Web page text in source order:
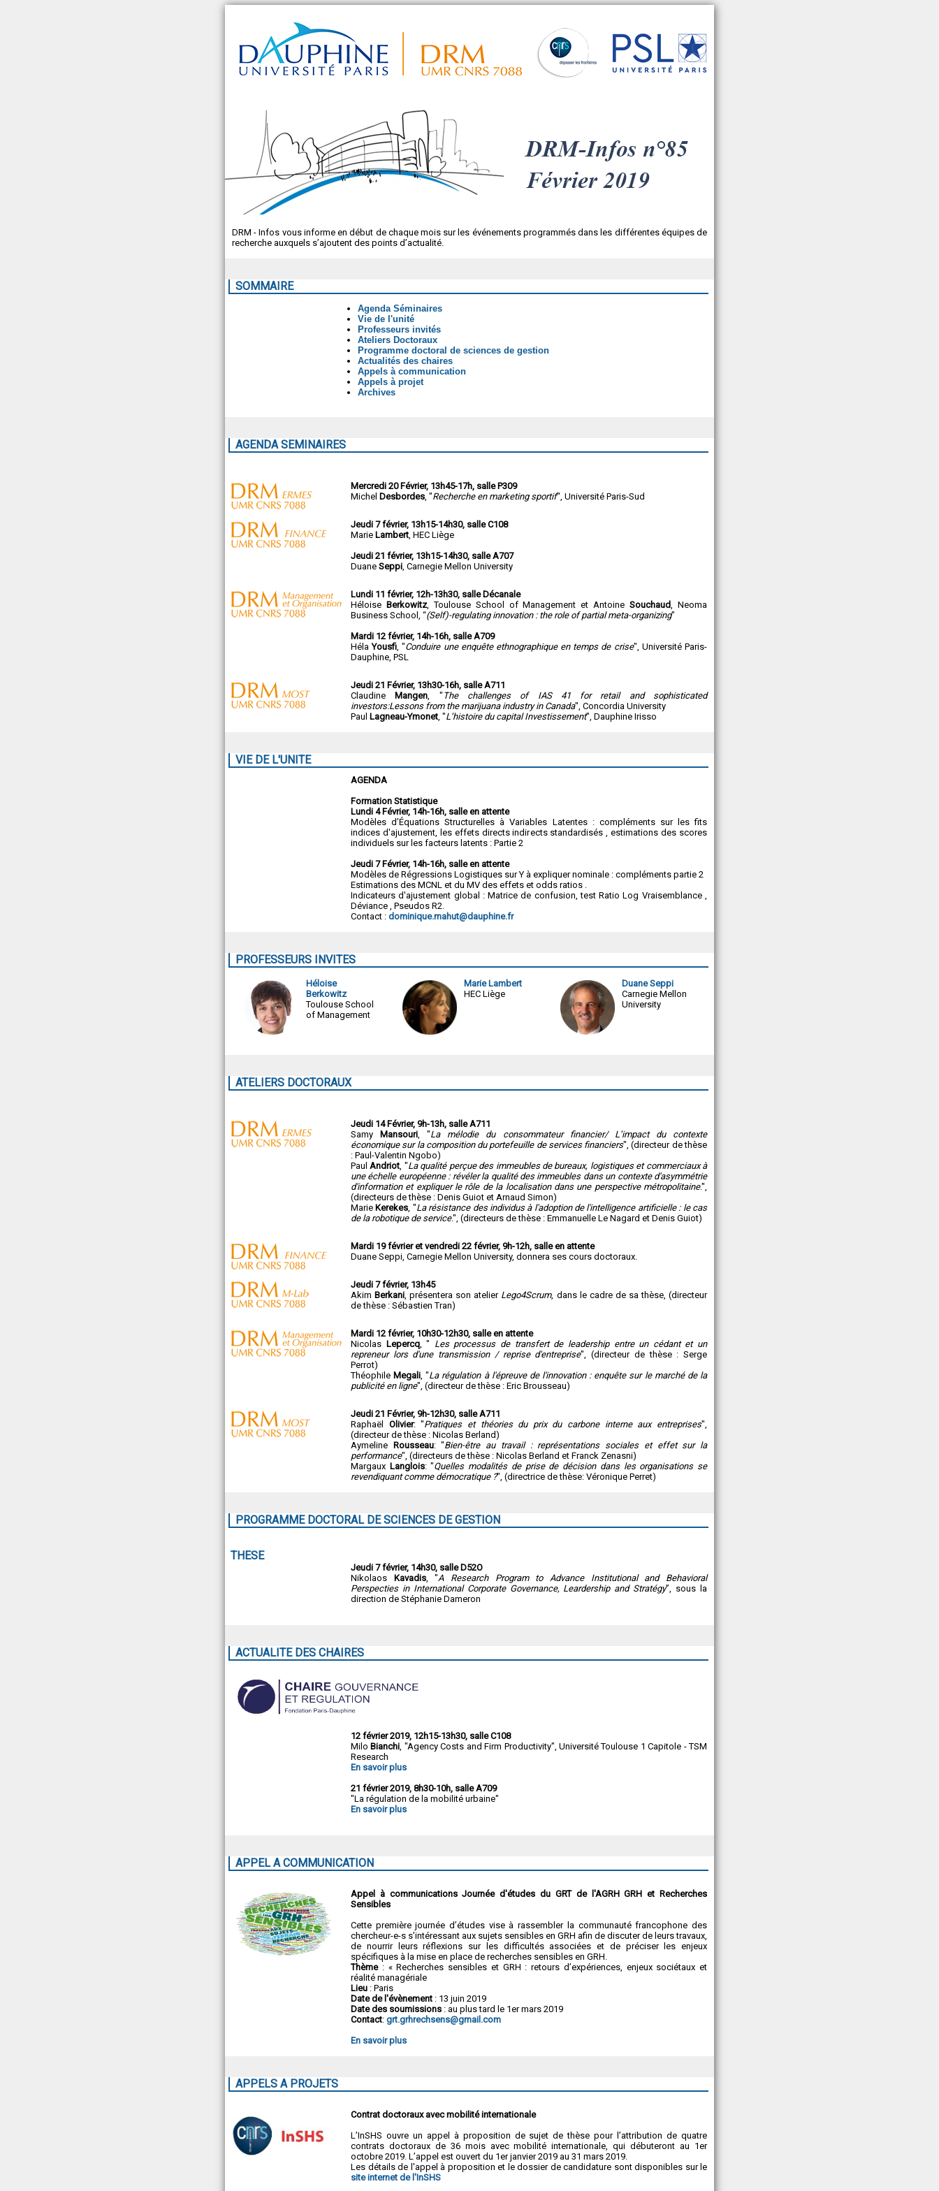
DRM - Infos vous informe en début de chaque mois sur les événements programmés dans les différentes équipes de
recherche auxquels s’ajoutent des points d’actualité.
SOMMAIRE
Agenda Séminaires
Vie de l'unité
Professeurs invités
Ateliers Doctoraux
Programme doctoral de sciences de gestion
Actualités des chaires
Appels à communication
Appels à projet
Archives
AGENDA SEMINAIRES
Mercredi 20 Février, 13h45-17h, salle P309
Michel Desbordes , "Recherche en marketing sportif", Université Paris-Sud
Jeudi 7 février, 13h15-14h30, salle C108
Marie Lambert , HEC Liège
Jeudi 21 février, 13h15-14h30, salle A707
Duane Seppi , Carnegie Mellon University
Lundi 11 février, 12h-13h30, salle Décanale
Héloise Berkowitz, Toulouse School of Management et AntoineSouchaud , Neoma
Business School, “(Self)-regulating innovation : the role of partial meta-organizing”
Mardi 12 février, 14h-16h, salle A709
HélaYousfi , "Conduire une enquête ethnographique en temps de crise", Université Paris-
Dauphine, PSL
Jeudi 21 Février, 13h30-16h, salle A711
ClaudineMangen , " The challenges of IAS 41 for retail and sophisticated
investors:Lessons from the marijuana industry in Canada", Concordia University
Paul Lagneau-Ymonet , "L’histoire du capital Investissement", Dauphine Irisso
VIE DE L'UNITE
AGENDA
Formation Statistique
Lundi 4 Février, 14h-16h, salle en attente
Modèles d’Équations Structurelles à Variables Latentes : compléments sur les fits
indices d'ajustement, les effets directs indirects standardisés , estimations des scores
individuels sur les facteurs latents : Partie 2
Jeudi 7 Février, 14h-16h, salle en attente
Modèles de Régressions Logistiques sur Y à expliquer nominale : compléments partie 2
Estimations des MCNL et du MV des effets et odds ratios .
Indicateurs d'ajustement global : Matrice de confusion, test Ratio Log Vraisemblance ,
Déviance , Pseudos R2.
Contact : dominique.mahut@dauphine.fr
PROFESSEURS INVITES
Héloise
Berkowitz
Toulouse School
of Management
Marie Lambert
HEC Liège
Duane Seppi
Carnegie Mellon
University
ATELIERS DOCTORAUX
Jeudi 14 Février, 9h-13h, salle A711
SamyMansouri , "La mélodie du consommateur financier/ L’impact du contexte
économique sur la composition du portefeuille de services financiers", (directeur de thèse
: Paul-Valentin Ngobo)
PaulAndriot , "La qualité perçue des immeubles de bureaux, logistiques et commerciaux à
une échelle européenne : révéler la qualité des immeubles dans un contexte d'asymmétrie
d'information et expliquer le rôle de la localisation dans une perspective métropolitaine.",
(directeurs de thèse : Denis Guiot et Arnaud Simon)
MarieKerekes , "La résistance des individus à l'adoption de l'intelligence artificielle : le cas
de la robotique de service.", (directeurs de thèse : Emmanuelle Le Nagard et Denis Guiot)
Mardi 19 février et vendredi 22 février, 9h-12h, salle en attente
Duane Seppi, Carnegie Mellon University, donnera ses cours doctoraux.
Jeudi 7 février, 13h45
AkimBerkani , présentera son atelier Lego4Scrum, dans le cadre de sa thèse, (directeur
de thèse : Sébastien Tran)
Mardi 12 février, 10h30-12h30, salle en attente
Nicolas Lepercq, " Les processus de transfert de leadership entre un cédant et un
repreneur lors d'une transmission / reprise d'entreprise", (directeur de thèse : Serge
Perrot)
ThéophileMegali , "La régulation à l'épreuve de l'innovation : enquête sur le marché de la
publicité en ligne", (directeur de thèse : Eric Brousseau)
Jeudi 21 Février, 9h-12h30, salle A711
Raphaël Olivier: "Pratiques et théories du prix du carbone interne aux entreprises",
(directeur de thèse : Nicolas Berland)
Aymeline Rousseau: "Bien-être au travail : représentations sociales et effet sur la
performance", (directeurs de thèse : Nicolas Berland et Franck Zenasni)
Margaux Langlois: "Quelles modalités de prise de décision dans les organisations se
revendiquant comme démocratique ?", (directrice de thèse: Véronique Perret)
PROGRAMME DOCTORAL DE SCIENCES DE GESTION
THESE
Jeudi 7 février, 14h30, salle D52O
Nikolaos Kavadis, "A Research Program to Advance Institutional and Behavioral
Perspecties in International Corporate Governance, Leardership and Stratégy”, sous la
direction de Stéphanie Dameron
ACTUALITE DES CHAIRES
12 février 2019, 12h15-13h30, salle C108
MiloBianchi , "Agency Costs and Firm Productivity", Université Toulouse 1 Capitole - TSM
Research
En savoir plus
21 février 2019, 8h30-10h, salle A709
"La régulation de la mobilité urbaine"
En savoir plus
APPEL A COMMUNICATION
Appel à communications Journée d'études du GRT de l'AGRH GRH et Recherches
Sensibles
Cette première journée d’études vise à rassembler la communauté francophone des
chercheur-e-s s’intéressant aux sujets sensibles en GRH afin de discuter de leurs travaux,
de nourrir leurs réflexions sur les difficultés associées et de préciser les enjeux
spécifiques à la mise en place de recherches sensibles en GRH.
Thème: « Recherches sensibles et GRH : retours d’expériences, enjeux sociétaux et
réalité managériale
Lieu : Paris
Date de l'évènement : 13 juin 2019
Date des soumissions : au plus tard le 1er mars 2019
Contact: grt.grhrechsens@gmail.com
En savoir plus
APPELS A PROJETS
Contrat doctoraux avec mobilité internationale
L’InSHS ouvre un appel à proposition de sujet de thèse pour l’attribution de quatre
contrats doctoraux de 36 mois avec mobilité internationale, qui débuteront au 1er
octobre 2019. L’appel est ouvert du 1er janvier 2019 au 31 mars 2019.
Les détails de l'appel à proposition et le dossier de candidature sont disponibles sur le
site internet de l'InSHS